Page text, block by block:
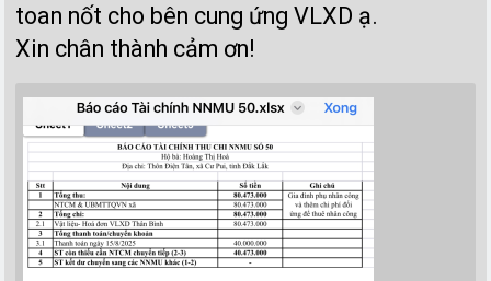
toan nốt cho bên cung ứng VLXD ạ.
Xin chân thành cảm ơn!